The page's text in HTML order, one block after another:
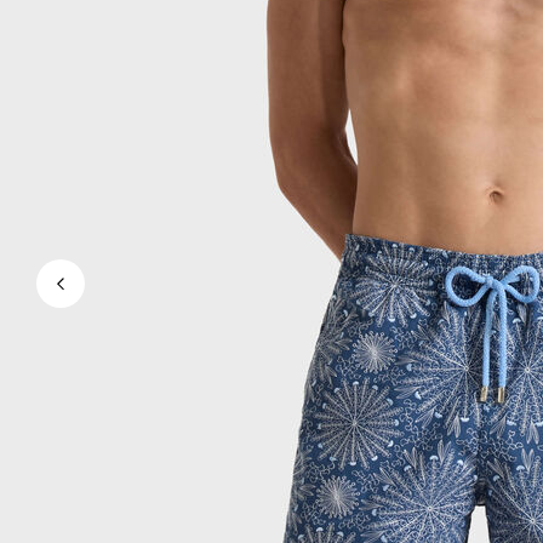
Vedi tutti i Costumi da bagno
Abbigliamento
Bermuda
Pullover e Cardigan
Capispalla
Pantaloni
Maglieria
T-shirts
Modelli lounge
Vedi tutti i Abbigliamento
Taglie forti
Vedi tutti i Taglie forti